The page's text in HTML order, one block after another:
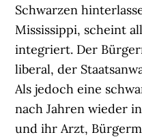
Schwarzen
Mississippi, scheint
integriert. Der
liberal, der
Als jedoch eine
nach Jahren wieder
und ihr Arzt,